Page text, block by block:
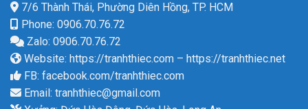
7/6 Thành Thái, Phường Diên Hồng, TP. HCM
Phone: 0906.70.76.72
Zalo: 0906.70.76.72
Website: https://tranhthiec.com – https://tranhthiec.net
FB: facebook.com/tranhthiec.com
Email: tranhthiec@gmail.com